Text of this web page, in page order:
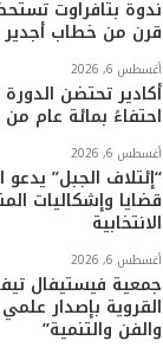
ندوة بتافراوت
قرن من خطاب أجدير
أغسطس 6, 2026
احتفاءً بمائة عام
أغسطس 6, 2026
“إئتلاف الجبل”
قضايا وإشكاليات
الانتخابية
أغسطس 6, 2026
جمعية فيستيفال
القروية بإصدار
والفن والتنمية”